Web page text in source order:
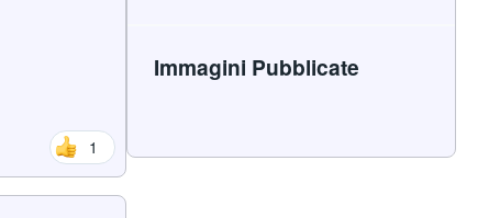
1
razzo. Dai Doria!
Immagini Pubblicate